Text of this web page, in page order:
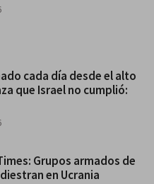
cada día desde el alto
que Israel no cumplió:
Grupos armados de
en Ucrania